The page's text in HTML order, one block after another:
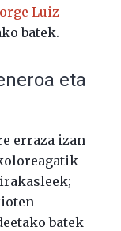
Luiz
batek.
eta
erraza izan
batek